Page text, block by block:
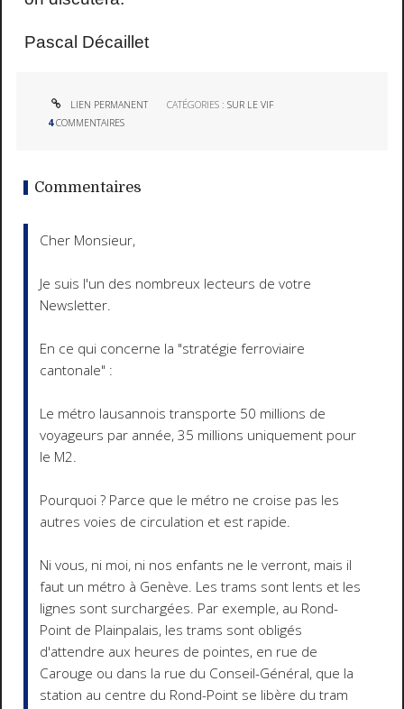
Pascal Décaillet
LIEN PERMANENT CATÉGORIES :SUR LE VIF
4 COMMENTAIRES
Commentaires
Cher Monsieur,
Je suis l'un des nombreux lecteurs de votre
Newsletter.
En ce qui concerne la "stratégie ferroviaire
cantonale" :
Le métro lausannois transporte 50 millions de
voyageurs par année, 35 millions uniquement pour
le M2.
Pourquoi ? Parce que le métro ne croise pas les
autres voies de circulation et est rapide.
Ni vous, ni moi, ni nos enfants ne le verront, mais il
faut un métro à Genève. Les trams sont lents et les
lignes sont surchargées. Par exemple, au Rond-
Point de Plainpalais, les trams sont obligés
d'attendre aux heures de pointes, en rue de
Carouge ou dans la rue du Conseil-Général, que la
station au centre du Rond-Point se libère du tram